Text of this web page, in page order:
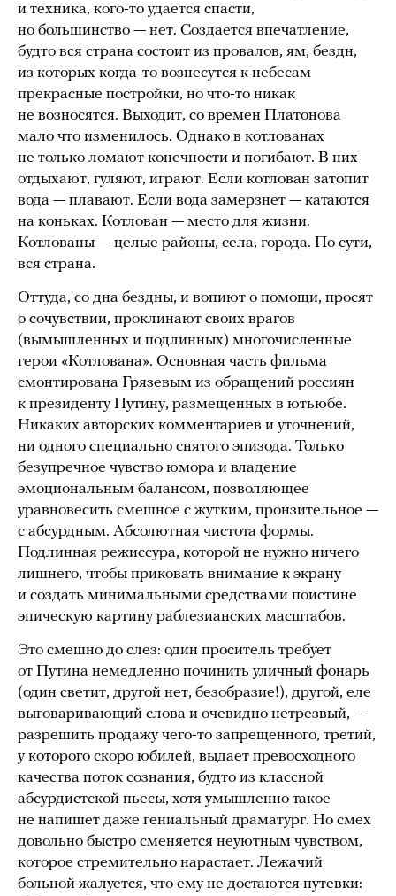
и техника, кого-то удается спасти,
но большинство — нет. Создается впечатление,
будто вся страна состоит из провалов, ям, бездн,
из которых когда-то вознесутся к небесам
прекрасные постройки, но что-то никак
не возносятся. Выходит, со времен Платонова
мало что изменилось. Однако в котлованах
не только ломают конечности и погибают. В них
отдыхают, гуляют, играют. Если котлован затопит
вода — плавают. Если вода замерзнет — катаются
на коньках. Котлован — место для жизни.
Котлованы — целые районы, села, города. По сути,
вся страна.
Оттуда, со дна бездны, и вопиют о помощи, просят
о сочувствии, проклинают своих врагов
(вымышленных и подлинных) многочисленные
герои «Котлована». Основная часть фильма
смонтирована Грязевым из обращений россиян
к президенту Путину, размещенных в ютьюбе.
Никаких авторских комментариев и уточнений,
ни одного специально снятого эпизода. Только
безупречное чувство юмора и владение
эмоциональным балансом, позволяющее
уравновесить смешное с жутким, пронзительное —
с абсурдным. Абсолютная чистота формы.
Подлинная режиссура, которой не нужно ничего
лишнего, чтобы приковать внимание к экрану
и создать минимальными средствами поистине
эпическую картину раблезианских масштабов.
Это смешно до слез: один проситель требует
от Путина немедленно починить уличный фонарь
(один светит, другой нет, безобразие!), другой, еле
выговаривающий слова и очевидно нетрезвый, —
разрешить продажу чего-то запрещенного, третий,
у которого скоро юбилей, выдает превосходного
качества поток сознания, будто из классной
абсурдистской пьесы, хотя умышленно такое
не напишет даже гениальный драматург. Но смех
довольно быстро сменяется неуютным чувством,
которое стремительно нарастает. Лежачий
больной жалуется, что ему не достаются путевки: